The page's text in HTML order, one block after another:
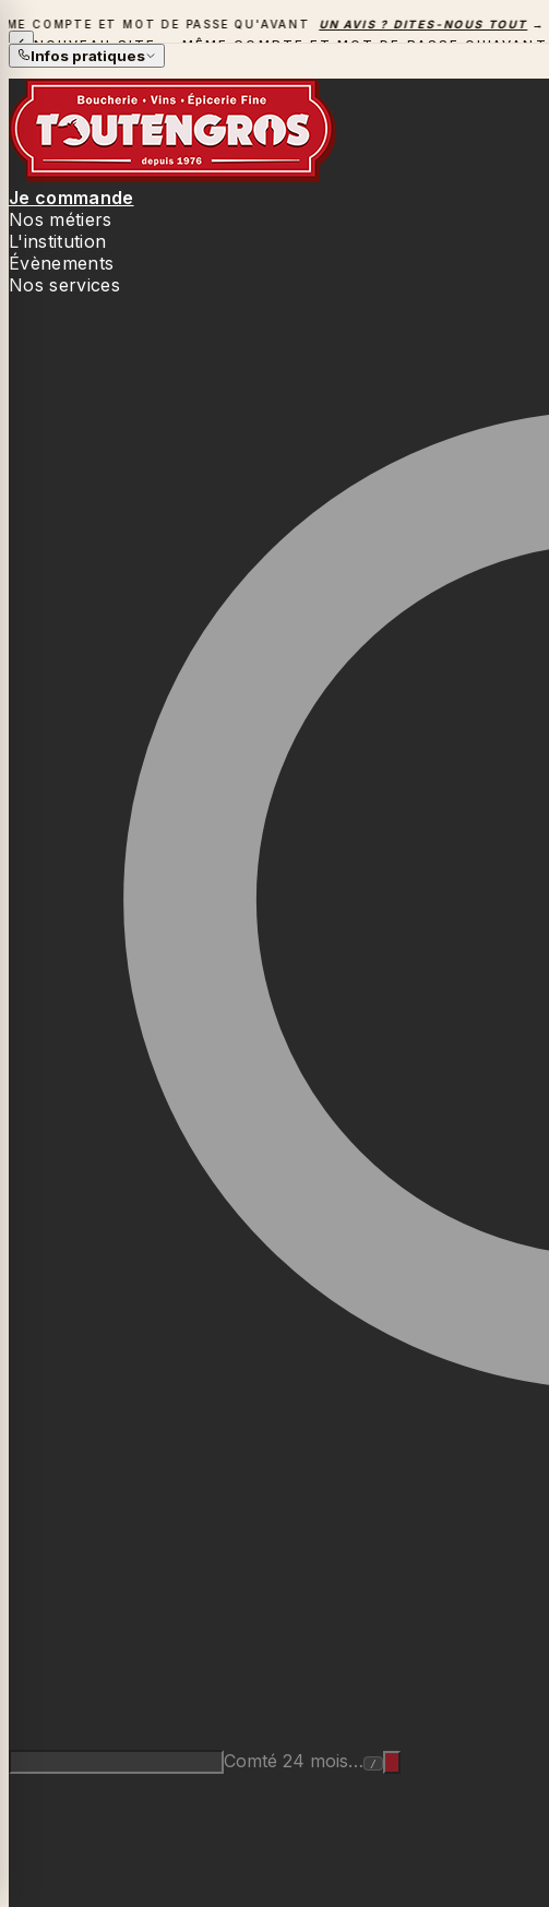
ET MOT DE PASSE QU'AVANT UN AVIS ? DITES-NOUS TOUT →
NOUVEAU SITE — MÊME COMPTE ET MOT DE PASSE QU'AVANT
Infos pratiques
Je commande
Nos métiers
L'institution
Évènements
Nos services
Comté 24 mois… /